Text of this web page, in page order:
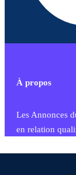
À propos
Les Annonces
en relation
commercial et